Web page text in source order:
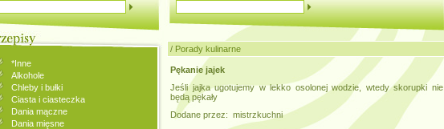
*Inne
Alkohole
Chleby i bułki
Ciasta i ciasteczka
Dania mączne
Dania mięsne
/ Porady kulinarne
Pękanie jajek
Jeśli jajka ugotujemy w lekko osolonej wodzie, wtedy skorupki nie
będą pękały
Dodane przez: mistrzkuchni